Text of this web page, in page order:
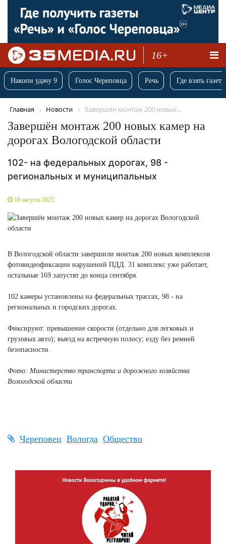
16+
Накопи удачу 9 Голос Череповца Речь Где взять
Главная Новости Завершён монтаж 200 новых...
Завершён монтаж 200 новых камер на
дорогах Вологодской области
102- на федеральных дорогах, 98 -
региональных и муниципальных
18 августа 2025
В Вологодской области завершили монтаж 200 новых комплексов
фотовидеофиксации нарушений ПДД. 31 комплекс уже работает,
остальные 169 запустят до конца сентября.
102 камеры установлены на федеральных трассах, 98 - на
региональных и городских дорогах.
Фиксируют: превышение скорости (отдельно для легковых и
грузовых авто); выезд на встречную полосу; езду без ремней
безопасности.
Фото: Министерство транспорта и дорожного хозяйства
Вологодской области
Череповец Вологда Общество